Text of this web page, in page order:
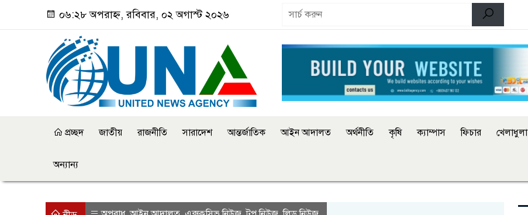
০৬:২৮ অপরাহ্ন, রবিবার, ০২ অগাস্ট ২০২৬
প্রচ্ছদ জাতীয় রাজনীতি সারাদেশ আন্তর্জাতিক আইন আদালত অর্থনীতি কৃষি ক্যাম্পাস ফিচার খেলাধুলা
অন্যান্য